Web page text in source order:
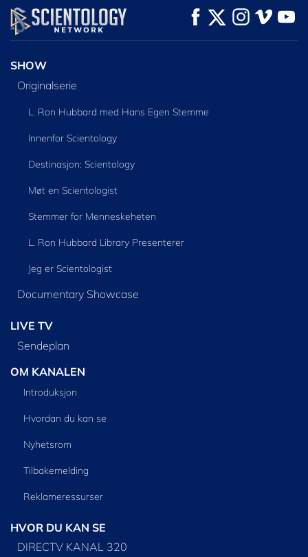
SE UTFORSK SERIEN
SHOW
Originalserie
L. Ron Hubbard med Hans Egen Stemme
Innenfor Scientology
Destinasjon: Scientology
Møt en Scientologist
Stemmer for Menneskeheten
L. Ron Hubbard Library Presenterer
Jeg er Scientologist
Documentary Showcase
LIVE TV
Sendeplan
OM KANALEN
Introduksjon
Hvordan du kan se
Nyhetsrom
Tilbakemelding
Reklameressurser
HVOR DU KAN SE
DIRECTV KANAL 320